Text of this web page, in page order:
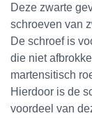
Deze zwarte
schroeven van
De schroef is
die niet
martensitisch
Hierdoor is de
voordeel van